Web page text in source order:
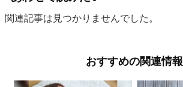
関連記事は見つかりませんでした。
おすすめの関連情報